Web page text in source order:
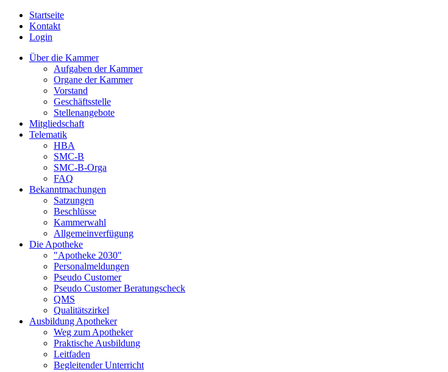
Startseite
Kontakt
Login
Über die Kammer
Aufgaben der Kammer
Organe der Kammer
Vorstand
Geschäftsstelle
Stellenangebote
Mitgliedschaft
Telematik
HBA
SMC-B
SMC-B-Orga
FAQ
Bekanntmachungen
Satzungen
Beschlüsse
Kammerwahl
Allgemeinverfügung
Die Apotheke
"Apotheke 2030"
Personalmeldungen
Pseudo Customer
Pseudo Customer Beratungscheck
QMS
Qualitätszirkel
Ausbildung Apotheker
Weg zum Apotheker
Praktische Ausbildung
Leitfaden
Begleitender Unterricht